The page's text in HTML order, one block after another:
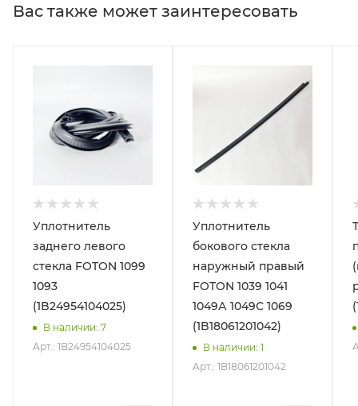
Вас также может заинтересовать
Уплотнитель
заднего левого
стекла FOTON 1099
1093
(1B24954104025)
В наличии: 7
Арт.: 1B24954104025
Уплотнитель
бокового стекла
наружный правый
FOTON 1039 1041
1049А 1049С 1069
(1B18061201042)
В наличии: 1
Арт.: 1B18061201042